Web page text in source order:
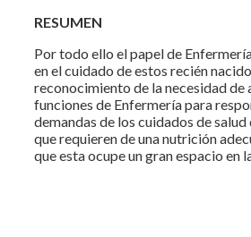
RESUMEN
Por todo ello el papel de
en el cuidado de estos recién
reconocimiento de la necesidad de
funciones de Enfermería para
demandas de los cuidados de
que requieren de una nutrición
que esta ocupe un gran espacio en